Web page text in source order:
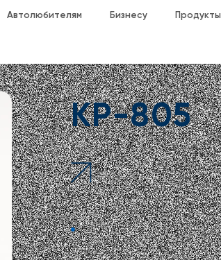
Автолюбителям Бизнесу Продукты
KP-805
: